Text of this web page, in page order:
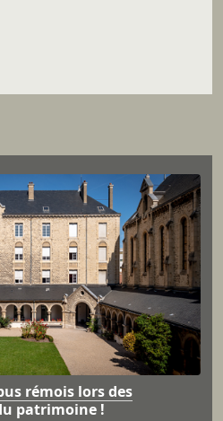
rémois lors des
patrimoine !